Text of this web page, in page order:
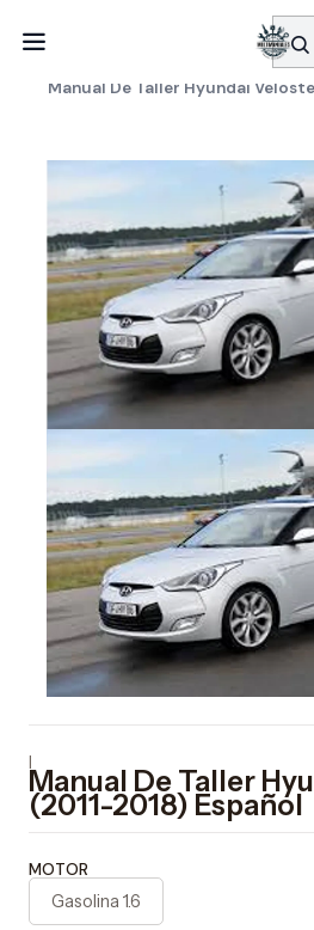
SERVICIO DE BÚSQUEDA DE
Manuales de
Manual De Taller Hyundai
|
Manual De Taller
(2011-2018) Español
MOTOR
Gasolina 1.6